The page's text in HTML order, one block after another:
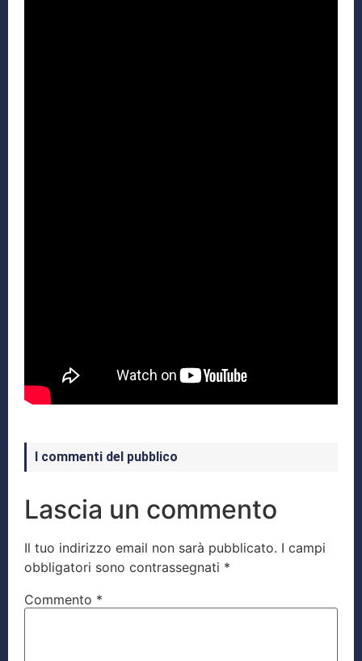
I commenti del pubblico
Lascia un commento
Il tuo indirizzo email non sarà pubblicato. I campi
obbligatori sono contrassegnati *
Commento *